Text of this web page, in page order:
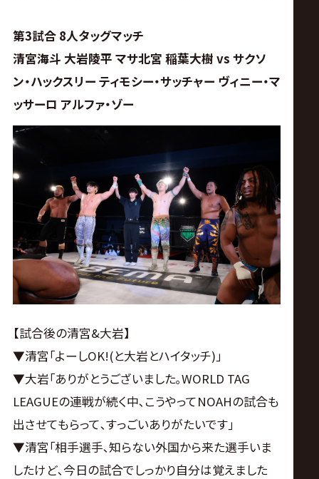
第3試合 8人タッグマッチ
清宮海斗 大岩陵平 マサ北宮 稲葉大樹 vs サクソ
ン・ハックスリー ティモシー・サッチャー ヴィニー・マ
ッサーロ アルファ・ゾー
【試合後の清宮&大岩】
▼清宮｢よーしOK!(と大岩とハイタッチ)｣
▼大岩｢ありがとうございました｡WORLD TAG
LEAGUEの連戦が続く中､こうやってNOAHの試合も
出させてもらって､すっごいありがたいです｣
▼清宮｢相手選手､知らない外国から来た選手いま
したけど､今日の試合でしっかり自分は覚えました